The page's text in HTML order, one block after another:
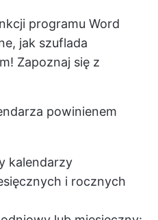
programu Word
jak szuflada
Zapoznaj się z
powinienem
kalendarzy
i rocznych